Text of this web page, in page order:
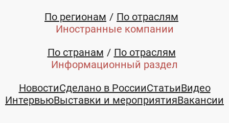
По регионам
По отраслям
Иностранные компании
По странам
По отраслям
Информационный раздел
НовостиСделано в РоссииСтатьиВидео
ИнтервьюВыставки и мероприятияВакансии